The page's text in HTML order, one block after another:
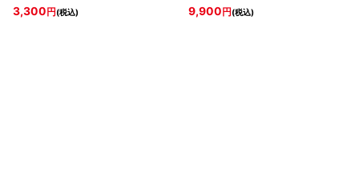
3,300円(税込) 9,900円(税込)